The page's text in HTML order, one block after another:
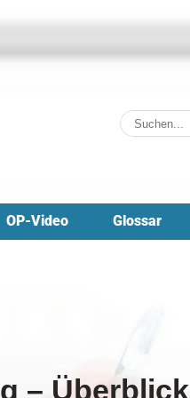
Suche
nach:
OP-Video Glossar
– Überblick